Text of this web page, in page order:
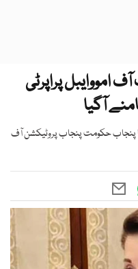
امووایبل پراپرٹی
پنجاب حکومت پنجاب پروٹیکشن آف